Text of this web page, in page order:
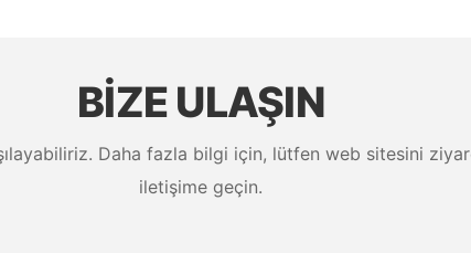
BIZE ULAŞIN
Daha fazla bilgi için, lütfen web sitesini
iletişime geçin.